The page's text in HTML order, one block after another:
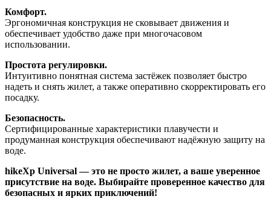
Комфорт.
Эргономичная конструкция не сковывает движения и
обеспечивает удобство даже при многочасовом
использовании.
Простота регулировки.
Интуитивно понятная система застёжек позволяет быстро
надеть и снять жилет, а также оперативно скорректировать его
посадку.
Безопасность.
Сертифицированные характеристики плавучести и
продуманная конструкция обеспечивают надёжную защиту на
воде.
hikeXp Universal — это не просто жилет, а ваше уверенное
присутствие на воде. Выбирайте проверенное качество для
безопасных и ярких приключений!